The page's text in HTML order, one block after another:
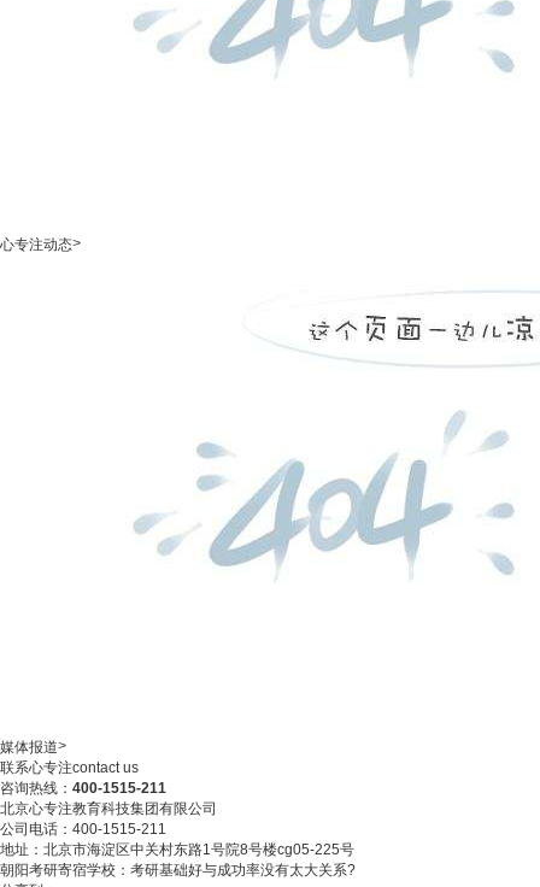
心专注动态>
媒体报道>
联系心专注contact us
咨询热线： 400-1515-211
北京心专注教育科技集团有限公司
公司电话：400-1515-211
地址：北京市海淀区中关村东路1号院8号楼cg05-225号
朝阳考研寄宿学校：考研基础好与成功率没有太大关系?